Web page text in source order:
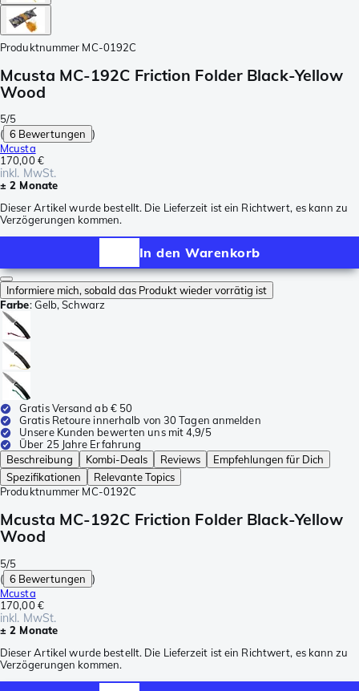
Produktnummer MC-0192C
Mcusta MC-192C Friction Folder Black-Yellow
Wood
5/5
( 6 Bewertungen )
Mcusta
170,00 €
inkl. MwSt.
± 2 Monate
Dieser Artikel wurde bestellt. Die Lieferzeit ist ein Richtwert, es kann zu
Verzögerungen kommen.
In den Warenkorb
Informiere mich, sobald das Produkt wieder vorrätig ist
Farbe:Gelb, Schwarz
Gratis Versand ab € 50
Gratis Retoure innerhalb von 30 Tagen anmelden
Unsere Kunden bewerten uns mit 4,9/5
Über 25 Jahre Erfahrung
Beschreibung
Kombi-Deals Reviews
Empfehlungen für Dich
Spezifikationen
Relevante Topics
Produktnummer MC-0192C
Mcusta MC-192C Friction Folder Black-Yellow
Wood
5/5
( 6 Bewertungen )
Mcusta
170,00 €
inkl. MwSt.
± 2 Monate
Dieser Artikel wurde bestellt. Die Lieferzeit ist ein Richtwert, es kann zu
Verzögerungen kommen.